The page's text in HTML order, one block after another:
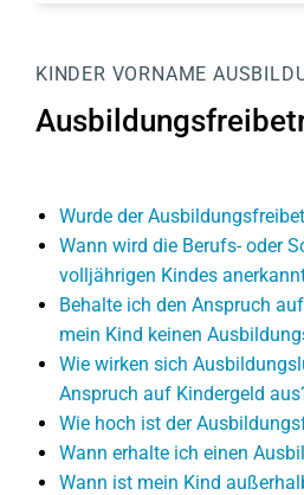
KINDER VORNAME
Wurde der
Wann wird die Berufs- oder
volljährigen Kindes
Behalte ich den Anspruch
mein Kind keinen
Wie wirken sich
Anspruch auf Kindergeld
Wie hoch ist der
Wann erhalte ich einen
Wann ist mein Kind